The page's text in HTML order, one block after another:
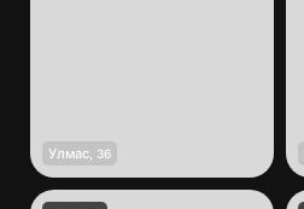
Улмас 36